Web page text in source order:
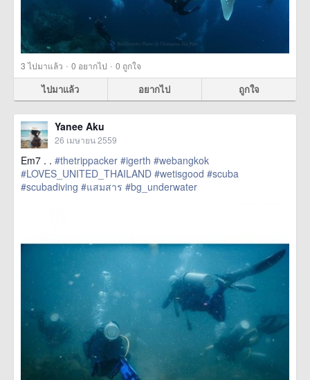
3ไปมาแล้ว · 0 อยากไป · 0 ถูกใจ
ไปมาแล้ว อยากไป ถูกใจ
Yanee Aku
26 เมษายน 2559
Em7 . . #thetrippacker #igerth #webangkok
#LOVES_UNITED_THAILAND #wetisgood #scuba
#scubadiving #แสมสาร #bg_underwater